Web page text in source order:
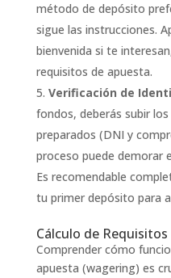
método de depósito
sigue las instrucciones.
bienvenida si te
requisitos de apuesta.
Verificación de
fondos, deberás subir
preparados (DNI y
proceso puede demorar
Es recomendable
tu primer depósito para
Cálculo de
Comprender cómo
apuesta (wagering) es